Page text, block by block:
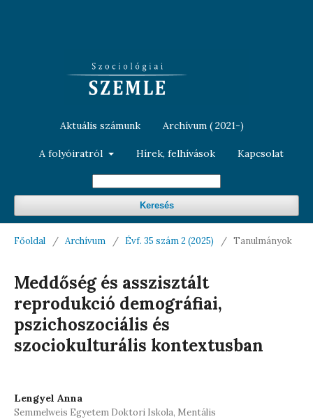
Aktuális számunk Archívum ( 2021-)
A folyóiratról Hírek, felhívások Kapcsolat
Keresés
Főoldal / Archívum / Évf. 35 szám 2 (2025) / Tanulmányok
Meddőség és asszisztált
reprodukció demográfiai,
pszichoszociális és
szociokulturális kontextusban
Lengyel Anna
Semmelweis Egyetem Doktori Iskola, Mentális